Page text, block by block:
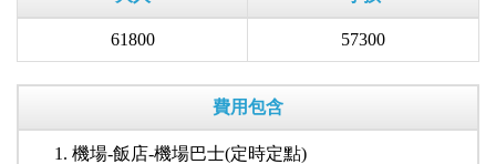
61800 57300
費用包含
機場-飯店-機場巴士(定時定點)